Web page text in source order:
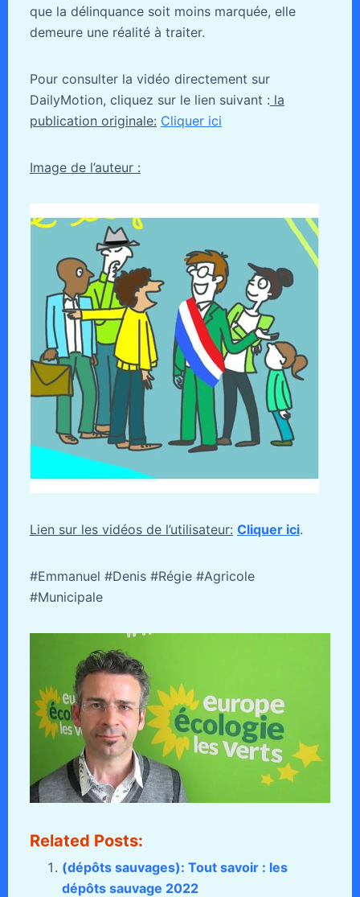
que la délinquance soit moins marquée, elle
demeure une réalité à traiter.
Pour consulter la vidéo directement sur
DailyMotion, cliquez sur le lien suivant : la
publication originale: Cliquer ici
Image de l’auteur :
Lien sur les vidéos de l’utilisateur: Cliquer ici.
#Emmanuel #Denis #Régie #Agricole
#Municipale
Related Posts:
(dépôts sauvages): Tout savoir : les
dépôts sauvage 2022